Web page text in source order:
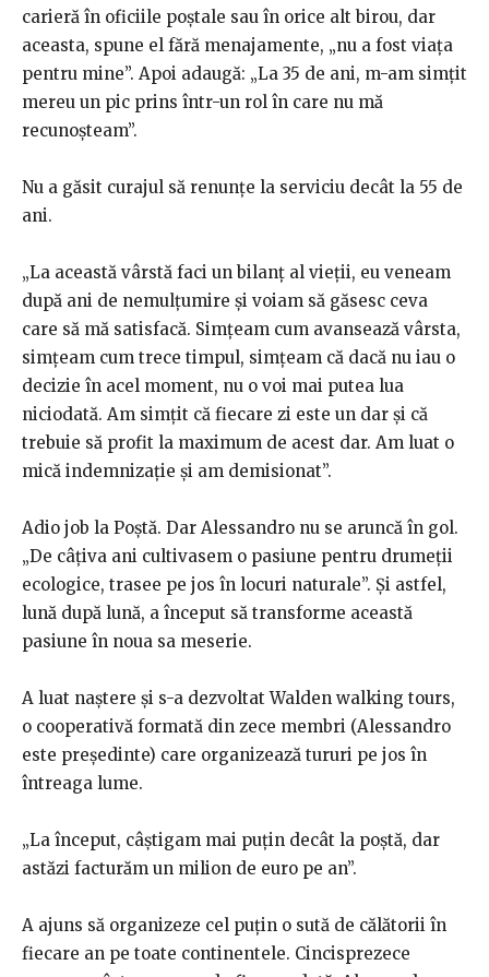
carieră în oficiile poștale sau în orice alt birou, dar
aceasta, spune el fără menajamente, „nu a fost viața
pentru mine”. Apoi adaugă: „La 35 de ani, m-am simțit
mereu un pic prins într-un rol în care nu mă
recunoșteam”.
Nu a găsit curajul să renunțe la serviciu decât la 55 de
ani.
„La această vârstă faci un bilanț al vieții, eu veneam
după ani de nemulțumire și voiam să găsesc ceva
care să mă satisfacă. Simțeam cum avansează vârsta,
simțeam cum trece timpul, simțeam că dacă nu iau o
decizie în acel moment, nu o voi mai putea lua
niciodată. Am simțit că fiecare zi este un dar și că
trebuie să profit la maximum de acest dar. Am luat o
mică indemnizație și am demisionat”.
Adio job la Poștă. Dar Alessandro nu se aruncă în gol.
„De câțiva ani cultivasem o pasiune pentru drumeții
ecologice, trasee pe jos în locuri naturale”. Și astfel,
lună după lună, a început să transforme această
pasiune în noua sa meserie.
A luat naștere și s-a dezvoltat Walden walking tours,
o cooperativă formată din zece membri (Alessandro
este președinte) care organizează tururi pe jos în
întreaga lume.
„La început, câștigam mai puțin decât la poștă, dar
astăzi facturăm un milion de euro pe an”.
A ajuns să organizeze cel puțin o sută de călătorii în
fiecare an pe toate continentele. Cincisprezece